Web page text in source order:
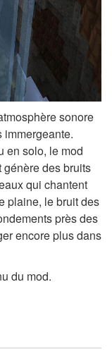
sonore
immergeante.
en solo, le mod
génère des bruits
qui chantent
plaine, le bruit des
près des
encore plus dans
du mod.